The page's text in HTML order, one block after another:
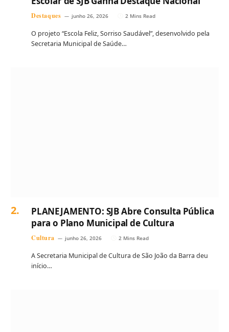
Destaques junho 26, 2026 2 Mins Read
O projeto “Escola Feliz, Sorriso Saudável”, desenvolvido pela
Secretaria Municipal de Saúde…
PLANEJAMENTO: SJB Abre Consulta Pública
para o Plano Municipal de Cultura
Cultura junho 26, 2026 2 Mins Read
A Secretaria Municipal de Cultura de São João da Barra deu
início…